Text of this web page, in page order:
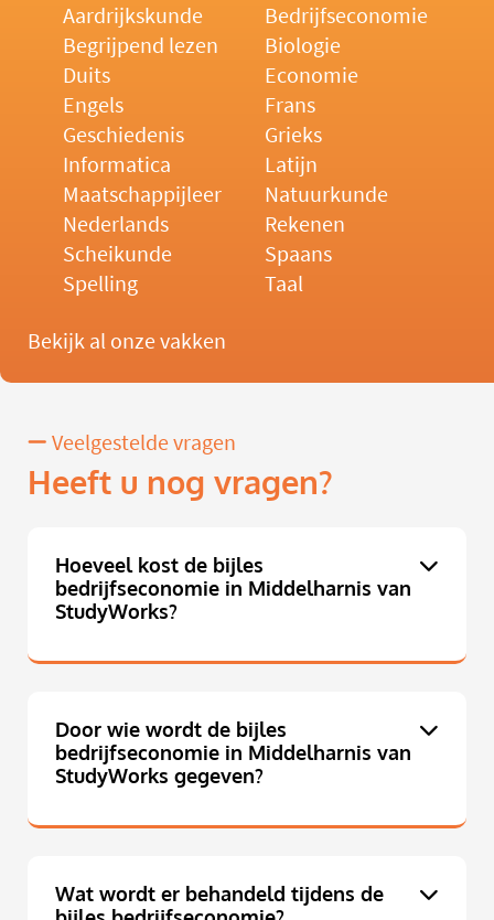
Aardrijkskunde
Bedrijfseconomie
Begrijpend lezen
Biologie
Duits
Economie
Engels
Frans
Geschiedenis
Grieks
Informatica
Latijn
Maatschappijleer
Natuurkunde
Nederlands
Rekenen
Scheikunde
Spaans
Spelling
Taal
Bekijk al onze vakken
Veelgestelde vragen
Heeft u nog vragen?
Hoeveel kost de bijles
bedrijfseconomie in Middelharnis van
StudyWorks?
Door wie wordt de bijles
bedrijfseconomie in Middelharnis van
StudyWorks gegeven?
Wat wordt er behandeld tijdens de